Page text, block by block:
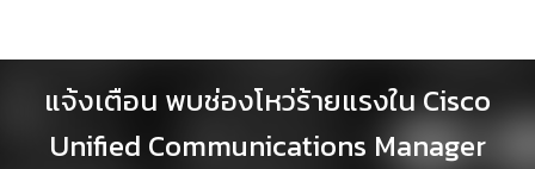
แจ้งเตือน พบช่องโหว่ร้ายแรงใน Cisco
Unified Communications Manager